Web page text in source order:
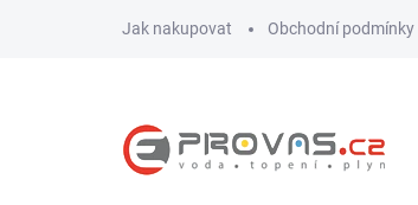
Jak nakupovat Obchodní podmínky